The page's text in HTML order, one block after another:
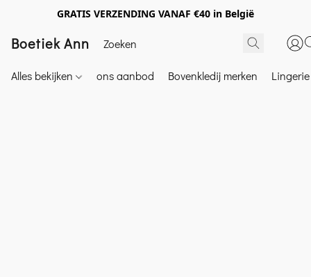
GRATIS VERZENDING VANAF €40 in België
Boetiek Ann
Alles bekijken ons aanbod Bovenkledij merken